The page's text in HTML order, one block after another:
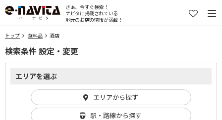
さぁ、今すぐ検索！
ナビタに掲載されている
地元のお店の情報が満載！
トップ 食料品 酒店
検索条件 設定・変更
エリアを選ぶ
エリアから探す
駅・路線から探す